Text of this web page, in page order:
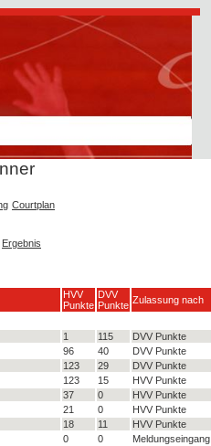
Courtplan
Ergebnis
HVV
Punkte
DVV
Punkte Zulassung nach
1 115
DVV Punkte
96 40
DVV Punkte
123 29
DVV Punkte
123 15
HVV Punkte
37 0
HVV Punkte
21 0
HVV Punkte
18 11
HVV Punkte
0 0
Meldungseingang